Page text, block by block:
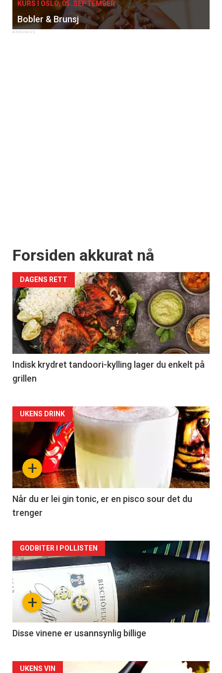
KURS I OSLO, 05. SEPTEMBER
Bobler & Brunsj
Forsiden akkurat nå
DAGENS RETT
Indisk krydret tandoori-kylling lager du enkelt på
grillen
Forsiden
akkurat
nå
-
2
+
UKENS DRINK
Når du er lei gin tonic, er en pisco sour det du
trenger
Forsiden
akkurat
nå
3
+
GODBITER I POLLISTEN
Disse vinene er usannsynlig billige
UKENS VIN